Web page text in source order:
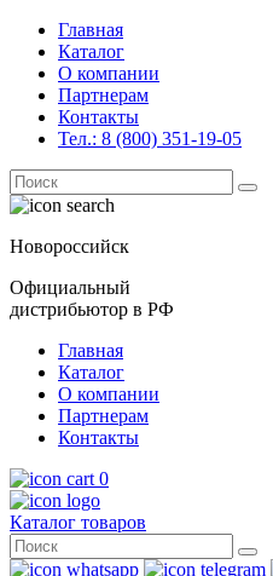
Главная
Каталог
О компании
Партнерам
Контакты
Тел.: 8 (800) 351-19-05
Поиск
for:
Новороссийск
Официальный
дистрибьютор в РФ
Главная
Каталог
О компании
Партнерам
Контакты
0
Каталог товаров
Поиск
for: